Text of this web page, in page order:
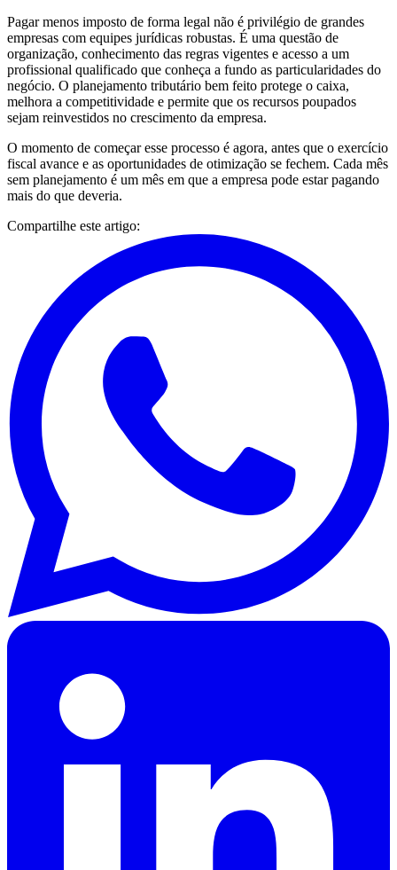
Pagar menos imposto de forma legal não é privilégio de grandes
empresas com equipes jurídicas robustas. É uma questão de
organização, conhecimento das regras vigentes e acesso a um
profissional qualificado que conheça a fundo as particularidades do
negócio. O planejamento tributário bem feito protege o caixa,
melhora a competitividade e permite que os recursos poupados
sejam reinvestidos no crescimento da empresa.
O momento de começar esse processo é agora, antes que o exercício
fiscal avance e as oportunidades de otimização se fechem. Cada mês
sem planejamento é um mês em que a empresa pode estar pagando
mais do que deveria.
Compartilhe este artigo: